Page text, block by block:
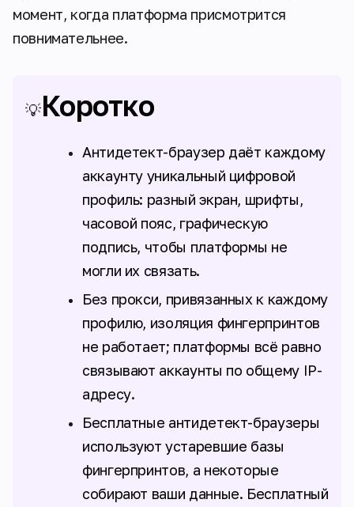
момент, когда платформа присмотрится
повнимательнее.
💡Коротко
Антидетект-браузер даёт каждому
аккаунту уникальный цифровой
профиль: разный экран, шрифты,
часовой пояс, графическую
подпись, чтобы платформы не
могли их связать.
Без прокси, привязанных к каждому
профилю, изоляция фингерпринтов
не работает; платформы всё равно
связывают аккаунты по общему IP-
адресу.
Бесплатные антидетект-браузеры
используют устаревшие базы
фингерпринтов, а некоторые
собирают ваши данные. Бесплатный